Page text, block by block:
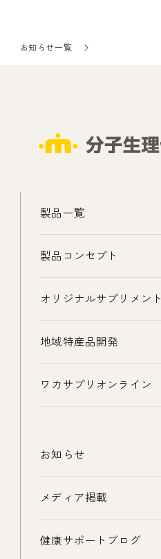
お知らせ一覧
製品一覧
製品コンセプト
オリジナルサプリメント
地域特産品開発
ワカサプリオンライン
お知らせ
メディア掲載
健康サポートブログ